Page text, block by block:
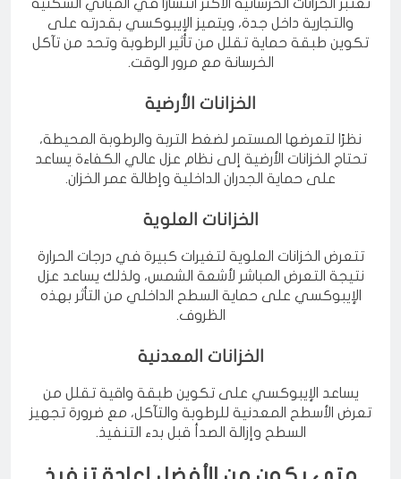
تعتبر الخزانات الخرسانية الأكثر انتشارًا في المباني السكنية
والتجارية داخل جدة، ويتميز الإيبوكسي بقدرته على
تكوين طبقة حماية تقلل من تأثير الرطوبة وتحد من تآكل
الخزانات الأرضية
نظرًا لتعرضها المستمر لضغط التربة والرطوبة المحيطة،
تحتاج الخزانات الأرضية إلى نظام عزل عالي الكفاءة يساعد
تتعرض الخزانات العلوية لتغيرات كبيرة في درجات الحرارة
نتيجة التعرض المباشر لأشعة الشمس، ولذلك يساعد عزل
الإيبوكسي على حماية السطح الداخلي من التأثر بهذه
الخزانات المعدنية
يساعد الإيبوكسي على تكوين طبقة واقية تقلل من
تعرض الأسطح المعدنية للرطوبة والتآكل، مع ضرورة تجهيز